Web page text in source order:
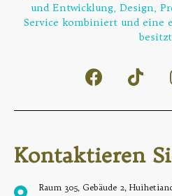
und Entwicklung, Design,
Service kombiniert und eine
Kontaktieren
Raum 305, Gebäude 2,